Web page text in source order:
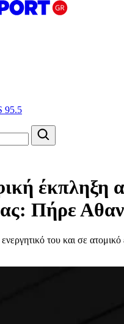
95.5
έκπληξη
Πήρε
του και σε